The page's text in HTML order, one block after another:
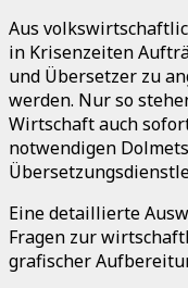
Aus
in Krisenzeiten
und Übersetzer zu
werden. Nur so
Wirtschaft auch
notwendigen
Eine detaillierte
Fragen zur
grafischer